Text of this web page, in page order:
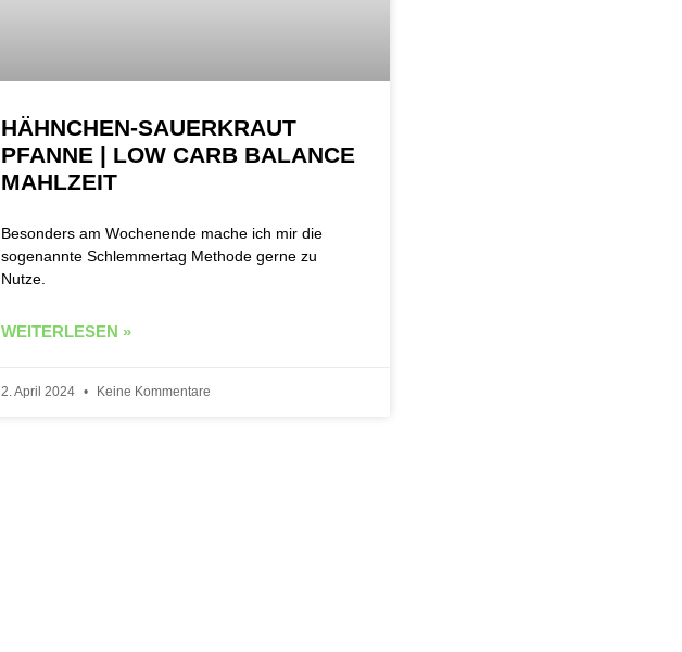
HÄHNCHEN-SAUERKRAUT
PFANNE | LOW CARB BALANCE
MAHLZEIT
Besonders am Wochenende mache ich mir die
sogenannte Schlemmertag Methode gerne zu
Nutze.
WEITERLESEN »
2. April 2024 Keine Kommentare